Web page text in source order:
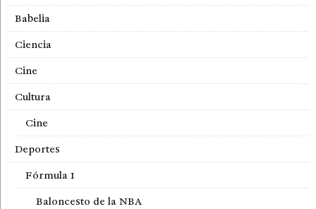
Babelia
Ciencia
Cine
Cultura
Cine
Deportes
Fórmula 1
Baloncesto de la NBA